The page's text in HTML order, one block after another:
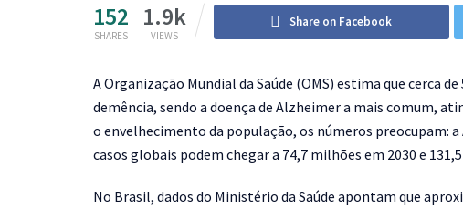
152
SHARES
1.9k
VIEWS
Share on Facebook
AOrganização Mundial da Saúde (OMS) estima que cerca
demência, sendo a doença de Alzheimer a mais comum,
o envelhecimento da população, os números preocupam:
casos globais podem chegar a 74,7 milhões em 2030 e
No Brasil, dados do Ministério da Saúde apontam que